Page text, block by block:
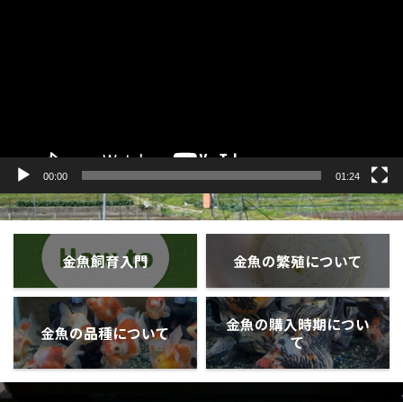
00:00 01:24
金魚飼育入門 金魚の繁殖について
金魚の品種について
金魚の購入時期につい
て